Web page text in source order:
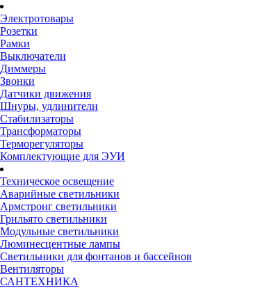
Электротовары
Розетки
Рамки
Выключатели
Диммеры
Звонки
Датчики движения
Шнуры, удлинители
Стабилизаторы
Трансформаторы
Терморегуляторы
Комплектующие для ЭУИ
Техническое освещение
Аварийные светильники
Армстронг светильники
Грильято светильники
Модульные светильники
Люминесцентные лампы
Светильники для фонтанов и бассейнов
Вентиляторы
САНТЕХНИКА